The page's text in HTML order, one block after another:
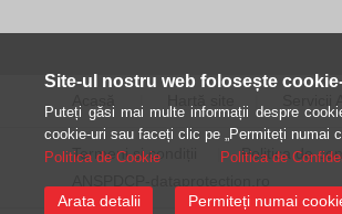
Site-ul nostru web folosește
Puteți găsi mai multe informații despre
cookie-uri sau faceți clic pe „Permiteți numai
Politica de Cookie
Politica de
Arata detalii Permiteți numai
Termeni și condiții Politica de